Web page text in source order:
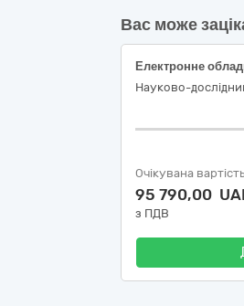
Вас може
Електронне
Науково-
Очікувана
95 790,00
з ПДВ